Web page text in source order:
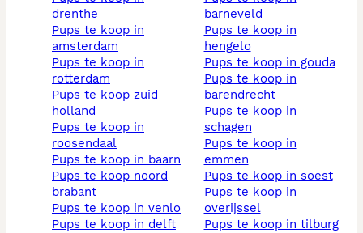
drenthe
pups te koop in
amsterdam
pups te koop in
rotterdam
pups te koop zuid
holland
pups te koop in
roosendaal
pups te koop in baarn
pups te koop noord
brabant
pups te koop in venlo
pups te koop in delft
barneveld
pups te koop in
hengelo
pups te koop in gouda
pups te koop in
barendrecht
pups te koop in
schagen
pups te koop in
emmen
pups te koop in soest
pups te koop in
overijssel
pups te koop in tilburg